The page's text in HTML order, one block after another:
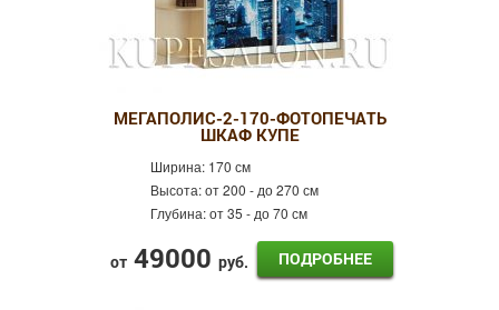
МЕГАПОЛИС-2-170-ФОТОПЕЧАТЬ
ШКАФ КУПЕ
Ширина: 170 см
Высота:от 200 - до 270 см
Глубина:от 35 - до 70 см
от 49000 руб. ПОДРОБНЕЕ